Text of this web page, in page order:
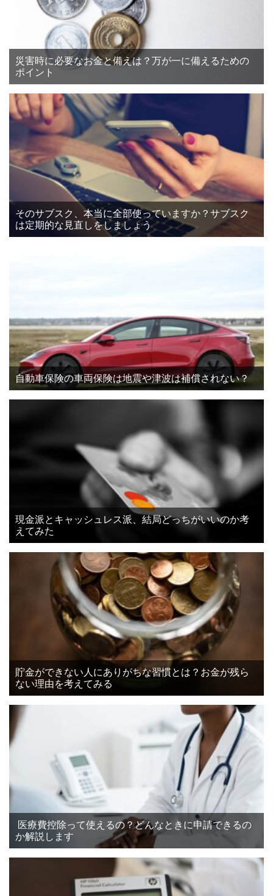
災害時に必要なお金と備えは？万が一に備えるための
ポイント
そのサブスク、本当に全部使っていますか？サブスク
は定期的な見直しをしましょう
自動車保険の車両保険は地震や津波は補償されない？
現金派とキャッシュレス派、結局どっちがいいのか考
えてみた
貯金ができない人にありがちな習慣とは？お金が残ら
ない理由を考えてみる
医療費控除って使えるの？どんなときに申請できるの
か解説します